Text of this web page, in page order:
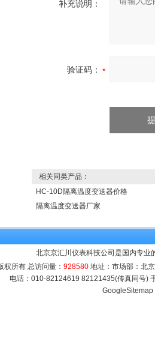
补充说明：
验证码：
相关同类产品：
HC-10D隔离温度变送器价格
隔离温度变送器厂家
北京京汇川仪表科技公司是国内专
所有 总访问量： 928580 地址：市场部：北
电话：010-82124619 82121435(传真同号)
GoogleSitemap